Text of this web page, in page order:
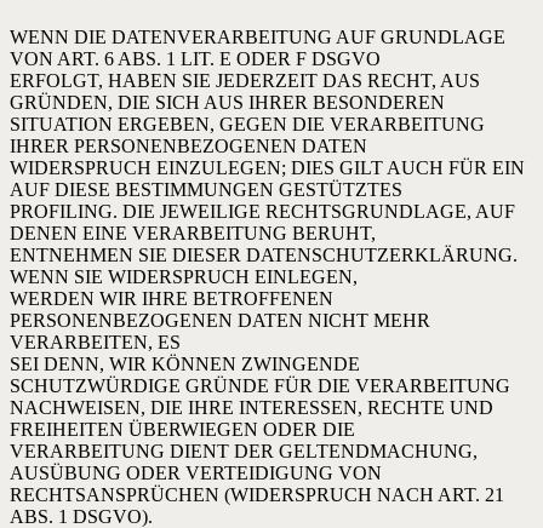
WENN DIE DATENVERARBEITUNG AUF GRUNDLAGE
VON ART. 6 ABS. 1 LIT. E ODER F DSGVO
ERFOLGT, HABEN SIE JEDERZEIT DAS RECHT, AUS
GRÜNDEN, DIE SICH AUS IHRER BESONDEREN
SITUATION ERGEBEN, GEGEN DIE VERARBEITUNG
IHRER PERSONENBEZOGENEN DATEN
WIDERSPRUCH EINZULEGEN; DIES GILT AUCH FÜR EIN
AUF DIESE BESTIMMUNGEN GESTÜTZTES
PROFILING. DIE JEWEILIGE RECHTSGRUNDLAGE, AUF
DENEN EINE VERARBEITUNG BERUHT,
ENTNEHMEN SIE DIESER DATENSCHUTZERKLÄRUNG.
WENN SIE WIDERSPRUCH EINLEGEN,
WERDEN WIR IHRE BETROFFENEN
PERSONENBEZOGENEN DATEN NICHT MEHR
VERARBEITEN, ES
SEI DENN, WIR KÖNNEN ZWINGENDE
SCHUTZWÜRDIGE GRÜNDE FÜR DIE VERARBEITUNG
NACHWEISEN, DIE IHRE INTERESSEN, RECHTE UND
FREIHEITEN ÜBERWIEGEN ODER DIE
VERARBEITUNG DIENT DER GELTENDMACHUNG,
AUSÜBUNG ODER VERTEIDIGUNG VON
RECHTSANSPRÜCHEN (WIDERSPRUCH NACH ART. 21
ABS. 1 DSGVO).